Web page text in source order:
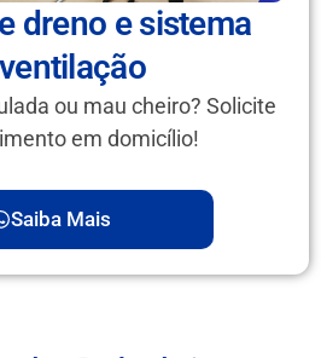
dreno e sistema
ou mau cheiro? Solicite
em domicílio!
Saiba Mais